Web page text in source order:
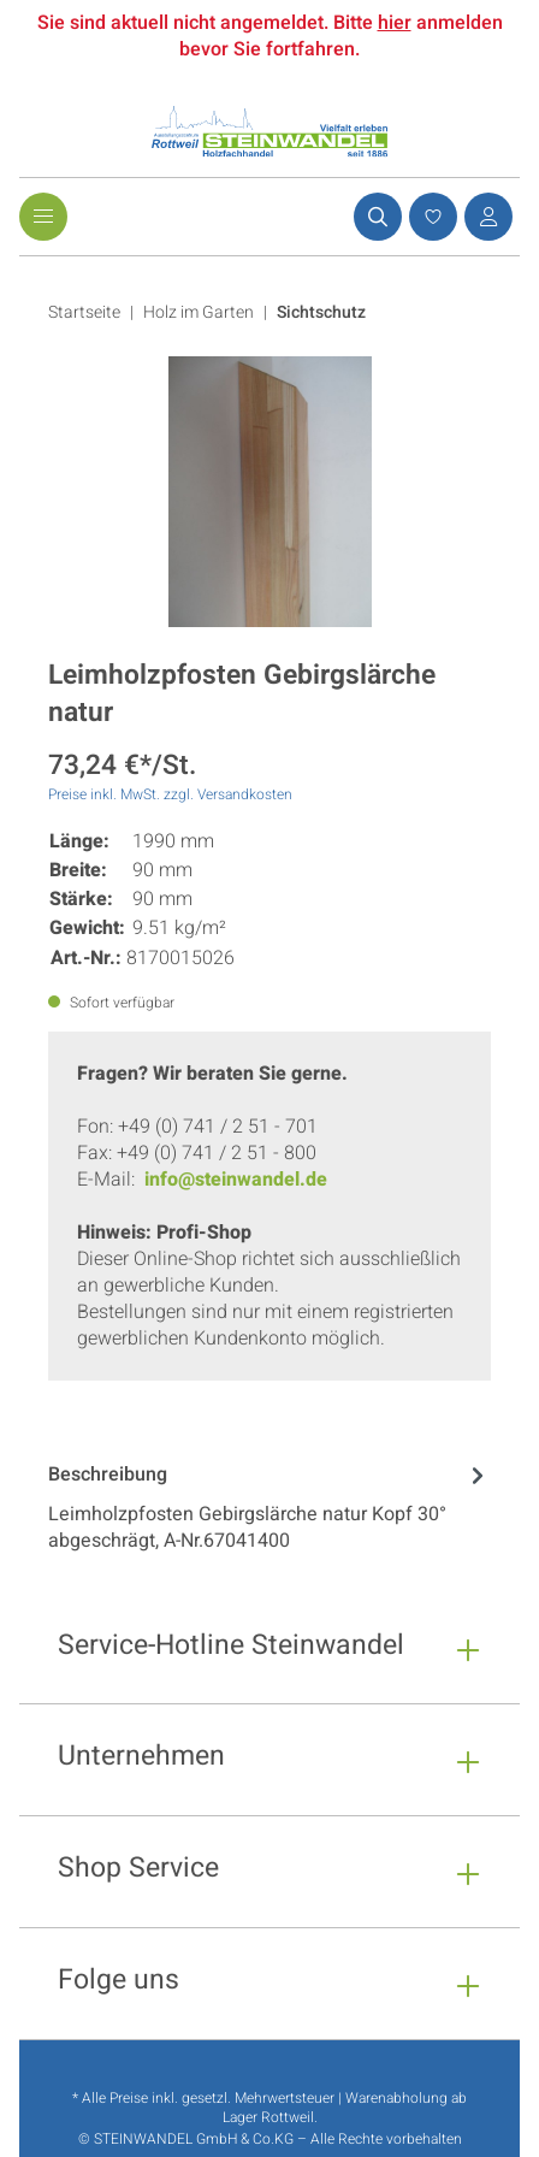
Sie sind aktuell nicht angemeldet. Bittehieranmelden
bevor Sie fortfahren.
Startseite Holz im Garten | Sichtschutz
Leimholzpfosten Gebirgslärche
natur
73,24 €*/St.
Preise inkl. MwSt. zzgl. Versandkosten
Länge:
1990 mm
Breite:
90 mm
Stärke:
90 mm
Gewicht: 9.51 kg/m²
Art.-Nr.: 8170015026
Sofort verfügbar
Fragen? Wir beraten Sie gerne.
Fon: +49 (0) 741 / 2 51 - 701
Fax: +49 (0) 741 / 2 51 - 800
E-Mail: info@steinwandel.de
Hinweis: Profi-Shop
Dieser Online-Shop richtet sich ausschließlich
an gewerbliche Kunden.
Bestellungen sind nur mit einem registrierten
gewerblichen Kundenkonto möglich.
Beschreibung
Leimholzpfosten Gebirgslärche natur Kopf 30°
abgeschrägt, A-Nr.67041400
Service-Hotline Steinwandel
Unternehmen
Shop Service
Folge uns
* Alle Preise inkl. gesetzl. Mehrwertsteuer | Warenabholung ab
Lager Rottweil.
© STEINWANDEL GmbH & Co.KG – Alle Rechte vorbehalten